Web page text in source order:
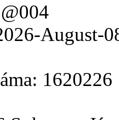
August-
1620226